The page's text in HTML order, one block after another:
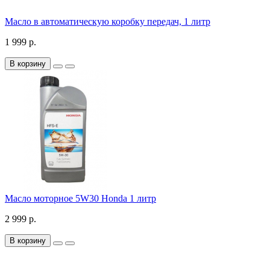
Масло в автоматическую коробку передач, 1 литр
1 999 р.
В корзину
Масло моторное 5W30 Honda 1 литр
2 999 р.
В корзину